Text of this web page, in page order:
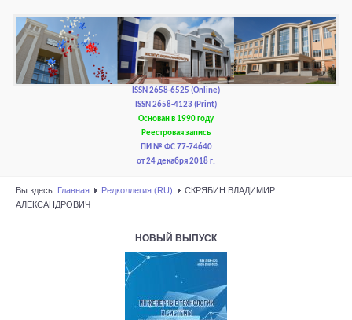
РЕДКОЛЛЕГИЯ
РЕДАКЦИОННАЯ ПОЛИТИКА И ЭТИКА
ISSN 2658-6525 (Online)
ISSN 2658-4123 (Print)
Основан в 1990 году
Реестровая запись
ПИ № ФС 77-74640
от 24 декабря 2018 г.
Вы здесь: Главная Редколлегия (RU)
СКРЯБИН ВЛАДИМИР
АЛЕКСАНДРОВИЧ
НОВЫЙ ВЫПУСК